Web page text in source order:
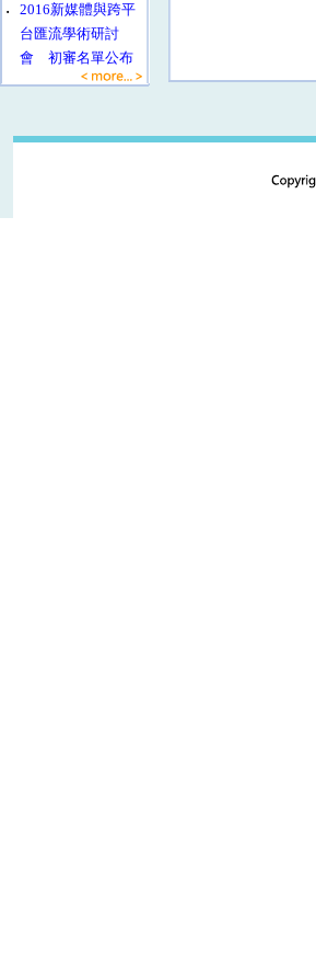
‧
2016新媒體與跨平
台匯流學術研討
會 初審名單公布